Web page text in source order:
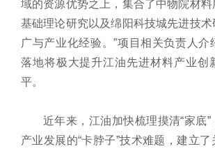
域的资源优势之上，集合了中物院材
基础理论研究以及绵阳科技城先进技
广与产业化经验。”项目相关负责人介
落地将极大提升江油先进材料产业创
平。
近年来，江油加快梳理摸清“家底
产业发展的“卡脖子”技术难题，建立了